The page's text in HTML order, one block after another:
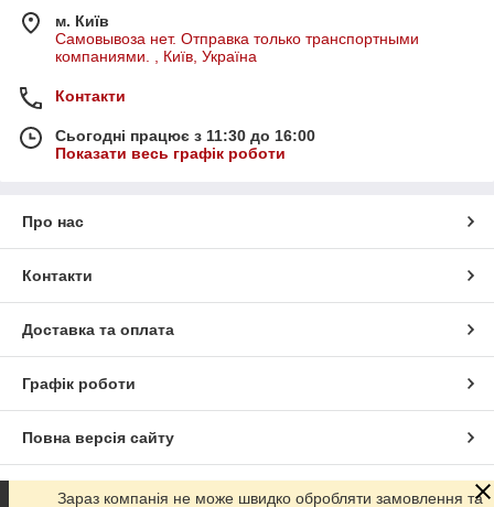
м. Київ
Самовывоза нет. Отправка только транспортными
компаниями. , Київ, Україна
Контакти
Сьогодні працює з 11:30 до 16:00
Показати весь графік роботи
Про нас
Контакти
Доставка та оплата
Графік роботи
Повна версія сайту
Сайт створено на маркетплейсі Prom.ua
Зараз компанія не може швидко обробляти замовлення та